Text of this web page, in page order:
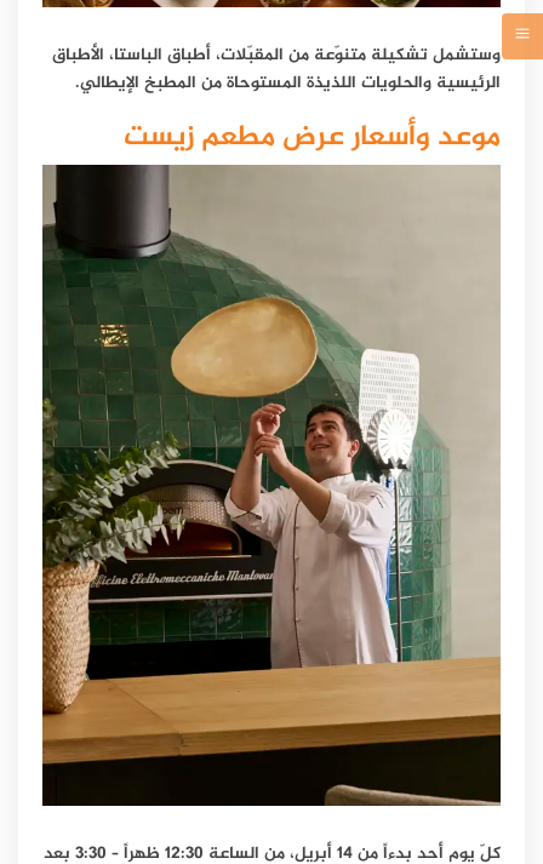
وستشمل تشكيلة متنوّعة من المقبّلات، أطباق الباستا، الأطباق
الرئيسية والحلويات اللذيذة المستوحاة من المطبخ الإيطالي.
موعد وأسعار عرض مطعم زيست
كلّ يوم أحد بدءاً من 14 أبريل، من الساعة 12:30 ظهراً – 3:30 بعد